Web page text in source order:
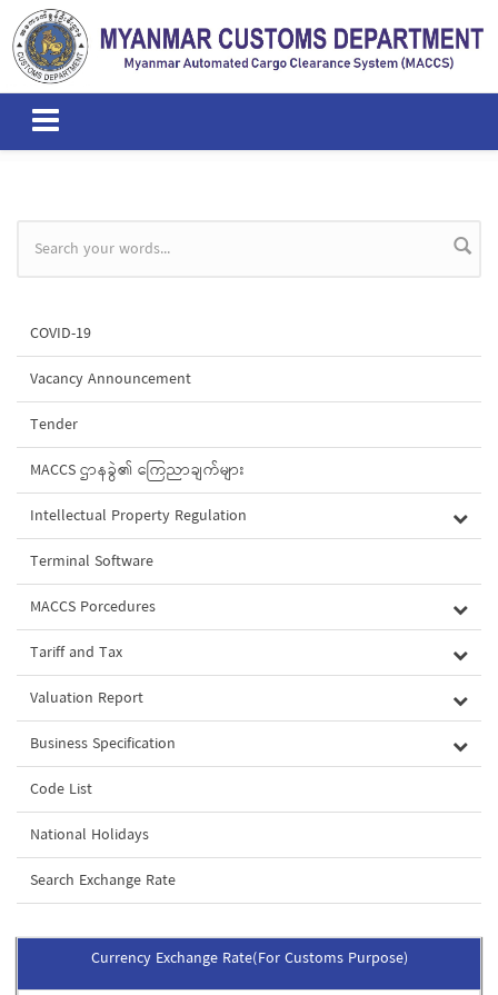
Skip to main content
Search form
COVID-19
Vacancy Announcement
Tender
MACCS ဌာနခွဲ၏ ကြေညာချက်များ
Intellectual Property Regulation
Terminal Software
MACCS Porcedures
Tariff and Tax
Valuation Report
Business Specification
Code List
National Holidays
Search Exchange Rate
Currency Exchange Rate(For Customs Purpose)